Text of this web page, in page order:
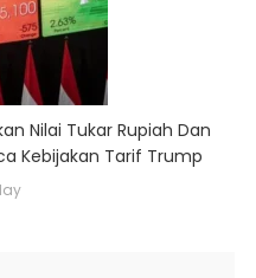
Nilai Tukar Rupiah Dan
Kebijakan Tarif Trump